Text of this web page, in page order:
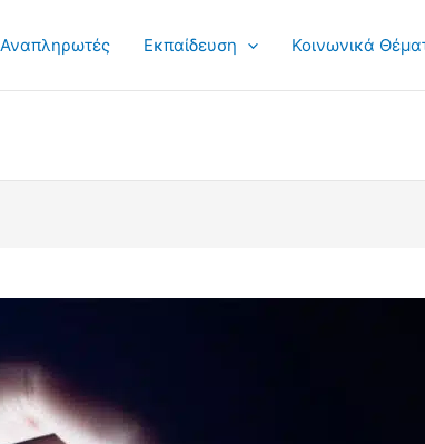
Αναπληρωτές Εκπαίδευση Κοινωνικά